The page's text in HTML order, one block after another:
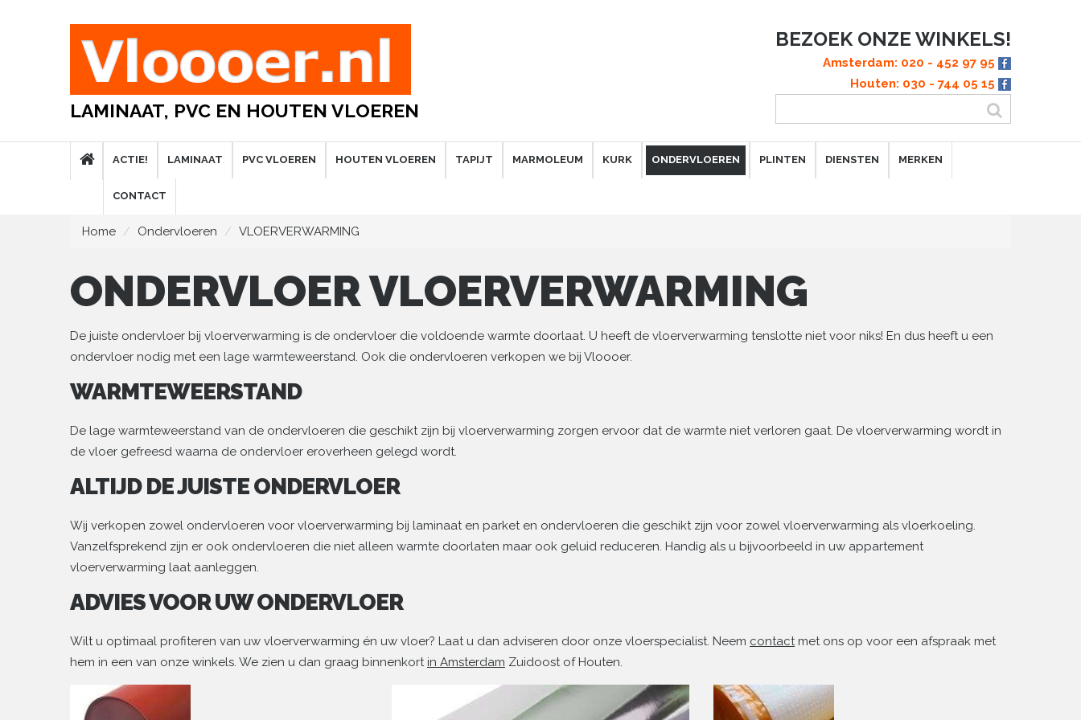
LAMINAAT, PVC EN HOUTEN VLOEREN
BEZOEK ONZE WINKELS!
Amsterdam: 020 - 452 97 95
Houten: 030 - 744 05 15
ACTIE! LAMINAAT PVC VLOEREN HOUTEN VLOEREN TAPIJT MARMOLEUM KURK ONDERVLOEREN PLINTEN DIENSTEN MERKEN
CONTACT
Home Ondervloeren VLOERVERWARMING
ONDERVLOER VLOERVERWARMING
De juiste ondervloer bij vloerverwarming is de ondervloer die voldoende warmte doorlaat. U heeft de vloerverwarming tenslotte niet voor niks! En dus heeft u een
ondervloer nodig met een lage warmteweerstand. Ook die ondervloeren verkopen we bij Vloooer.
WARMTEWEERSTAND
De lage warmteweerstand van de ondervloeren die geschikt zijn bij vloerverwarming zorgen ervoor dat de warmte niet verloren gaat. De vloerverwarming wordt in
de vloer gefreesd waarna de ondervloer eroverheen gelegd wordt.
ALTIJD DE JUISTE ONDERVLOER
Wij verkopen zowel ondervloeren voor vloerverwarming bij laminaat en parket en ondervloeren die geschikt zijn voor zowel vloerverwarming als vloerkoeling.
Vanzelfsprekend zijn er ook ondervloeren die niet alleen warmte doorlaten maar ook geluid reduceren. Handig als u bijvoorbeeld in uw appartement
vloerverwarming laat aanleggen.
ADVIES VOOR UW ONDERVLOER
Wilt u optimaal profiteren van uw vloerverwarming én uw vloer? Laat u dan adviseren door onze vloerspecialist. Neem contactmet ons op voor een afspraak met
hem in een van onze winkels. We zien u dan graag binnenkort in Amsterdam Zuidoost of Houten.